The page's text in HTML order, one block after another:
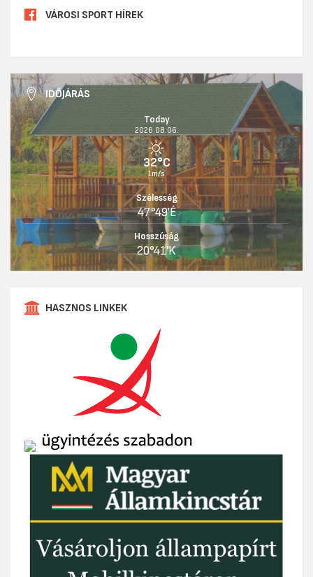
VÁROSI SPORT HÍREK
IDŐJÁRÁS
Today
2026.08.06.
32°C
1m/s
Szélesség
47°49'É
Hosszúság
20°41'K
HASZNOS LINKEK